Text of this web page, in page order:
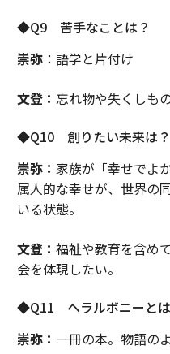
◆Q9 苦手なことは？
崇弥：語学と片付け
文登： 忘れ物や失くしも
◆Q10 創りたい未来は？
崇弥： 家族が「幸せでよ
属人的な幸せが、世界の
いる状態。
文登： 福祉や教育を含め
会を体現したい。
◆Q11 ヘラルボニーとは
崇弥： 一冊の本。物語の